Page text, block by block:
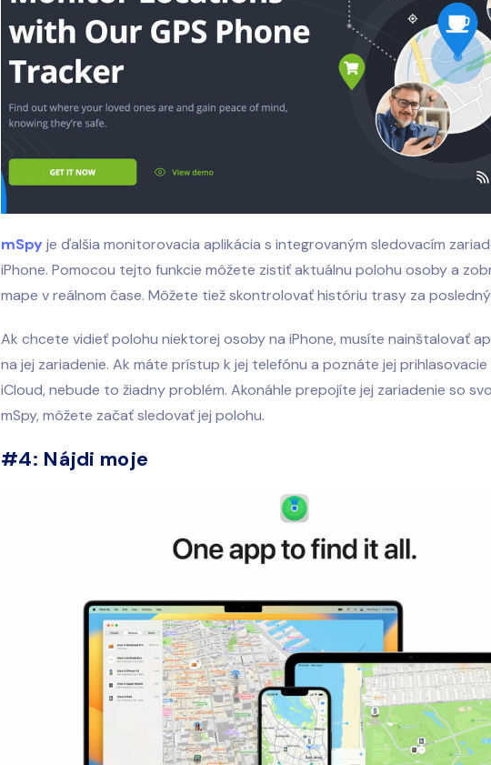
mSpy je ďalšia monitorovacia aplikácia s integrovaným sledovacím
iPhone. Pomocou tejto funkcie môžete zistiť aktuálnu polohu osoby a
mape v reálnom čase. Môžete tiež skontrolovať históriu trasy za
Ak chcete vidieť polohu niektorej osoby na iPhone, musíte nainštalovať
na jej zariadenie. Ak máte prístup k jej telefónu a poznáte jej
iCloud, nebude to žiadny problém. Akonáhle prepojíte jej zariadenie so
mSpy, môžete začať sledovať jej polohu.
#4: Nájdi moje